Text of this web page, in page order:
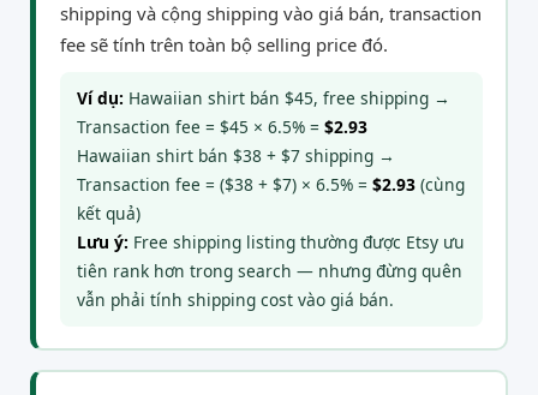
shipping và cộng shipping vào giá bán, transaction
fee sẽ tính trên toàn bộ selling price đó.
Ví dụ: Hawaiian shirt bán $45, free shipping →
Transaction fee = $45 × 6.5% = $2.93
Hawaiian shirt bán $38 + $7 shipping →
Transaction fee = ($38 + $7) × 6.5% = $2.93 (cùng
kết quả)
Lưu ý: Free shipping listing thường được Etsy ưu
tiên rank hơn trong search — nhưng đừng quên
vẫn phải tính shipping cost vào giá bán.